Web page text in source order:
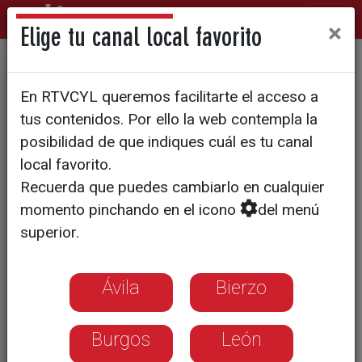
Hágamos títeres de
cachiporra
Elige tu canal local favorito ×
En RTVCYL queremos facilitarte el acceso a
tus contenidos. Por ello la web contempla la
posibilidad de que indiques cuál es tu canal
local favorito.
Recuerda que puedes cambiarlo en cualquier
momento pinchando en el icono
del menú
superior.
Ávila Bierzo
Burgos León